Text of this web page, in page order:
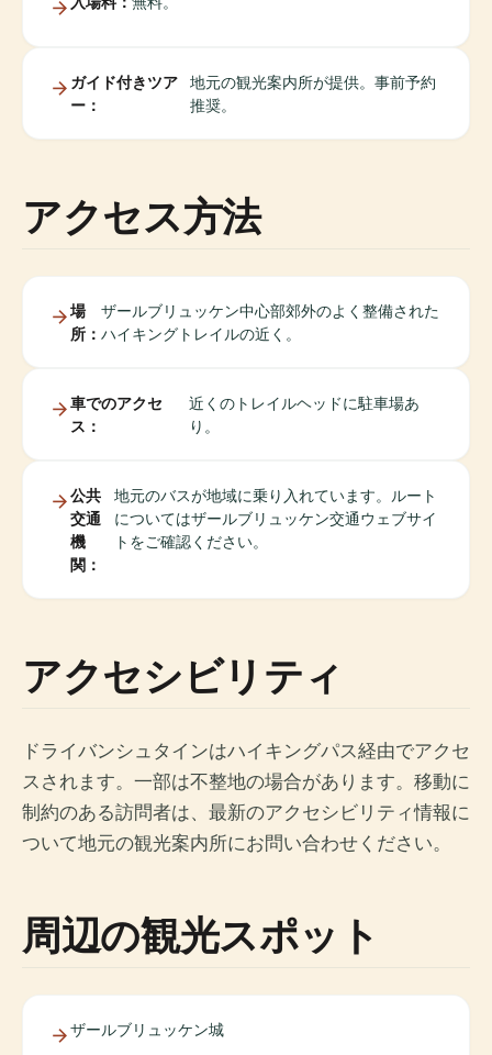
ガイド付きツア
ー：
地元の観光案内所が提供。事前予約
推奨。
アクセス方法
場
所：
ザールブリュッケン中心部郊外のよく整備された
ハイキングトレイルの近く。
車でのアクセ
ス：
近くのトレイルヘッドに駐車場あ
り。
公共
交通
機
関：
地元のバスが地域に乗り入れています。ルート
についてはザールブリュッケン交通ウェブサイ
トをご確認ください。
アクセシビリティ
ドライバンシュタインはハイキングパス経由でアクセ
スされます。一部は不整地の場合があります。移動に
制約のある訪問者は、最新のアクセシビリティ情報に
ついて地元の観光案内所にお問い合わせください。
周辺の観光スポット
ザールブリュッケン城